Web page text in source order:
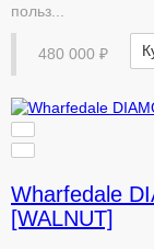
польз...
480 000 ₽
Wharfedale
[WALNUT]